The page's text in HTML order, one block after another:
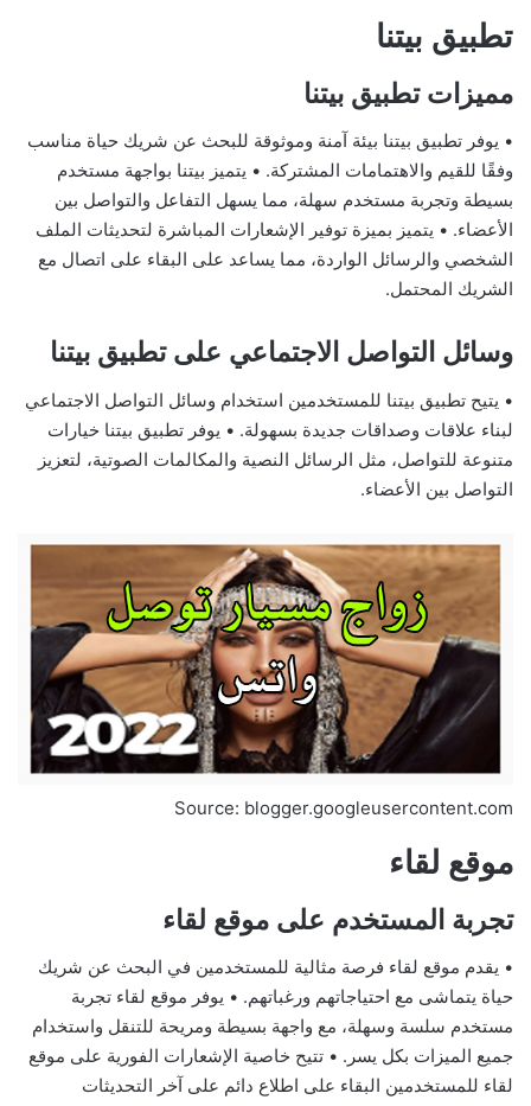
تطبيق بيتنا
مميزات تطبيق بيتنا
• يوفر تطبيق بيتنا بيئة آمنة وموثوقة للبحث عن شريك حياة مناسب
وفقًا للقيم والاهتمامات المشتركة. • يتميز بيتنا بواجهة مستخدم
بسيطة وتجربة مستخدم سهلة، مما يسهل التفاعل والتواصل بين
الأعضاء. • يتميز بميزة توفير الإشعارات المباشرة لتحديثات الملف
الشخصي والرسائل الواردة، مما يساعد على البقاء على اتصال مع
الشريك المحتمل.
وسائل التواصل الاجتماعي على تطبيق بيتنا
• يتيح تطبيق بيتنا للمستخدمين استخدام وسائل التواصل الاجتماعي
لبناء علاقات وصداقات جديدة بسهولة. • يوفر تطبيق بيتنا خيارات
متنوعة للتواصل، مثل الرسائل النصية والمكالمات الصوتية، لتعزيز
التواصل بين الأعضاء.
Source: blogger.googleusercontent.com
موقع لقاء
تجربة المستخدم على موقع لقاء
• يقدم موقع لقاء فرصة مثالية للمستخدمين في البحث عن شريك
حياة يتماشى مع احتياجاتهم ورغباتهم. • يوفر موقع لقاء تجربة
مستخدم سلسة وسهلة، مع واجهة بسيطة ومريحة للتنقل واستخدام
جميع الميزات بكل يسر. • تتيح خاصية الإشعارات الفورية على موقع
لقاء للمستخدمين البقاء على اطلاع دائم على آخر التحديثات